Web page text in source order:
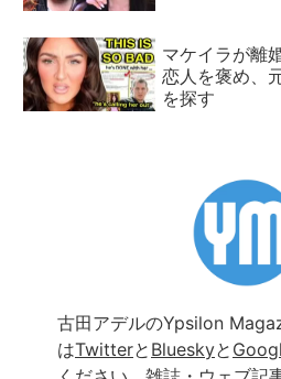
マケイラが離
恋人を褒め、
を探す
古田アデルのYpsilon
はTwitterと Blueskyと